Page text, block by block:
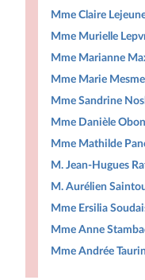
Mme Claire
Mme Murielle
Mme Marianne
Mme Marie
Mme Sandrine
Mme Danièle
Mme Mathilde
M. Jean-Hugues
M. Aurélien
Mme Ersilia
Mme Anne
Mme Andrée